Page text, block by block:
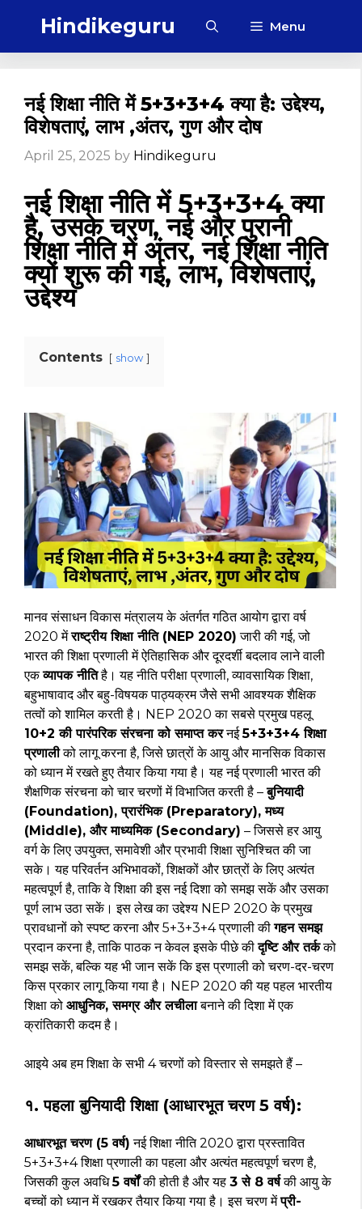
Hindikeguru Menu
नई शिक्षा नीति में 5+3+3+4 क्या है: उद्देश्य,
विशेषताएं, लाभ ,अंतर, गुण और दोष
April 25, 2025 by Hindikeguru
नई शिक्षा नीति में 5+3+3+4 क्या
है, उसके चरण, नई और पुरानी
शिक्षा नीति में अंतर, नई शिक्षा नीति
क्यों शुरू की गई, लाभ, विशेषताएं,
उद्देश्य
Contents show
मानव संसाधन विकास मंत्रालय के अंतर्गत गठित आयोग द्वारा वर्ष
2020 मेंराष्ट्रीय शिक्षा नीति (NEP 2020) जारी की गई, जो
भारत की शिक्षा प्रणाली में ऐतिहासिक और दूरदर्शी बदलाव लाने वाली
एकव्यापक नीतिहै। यह नीति परीक्षा प्रणाली, व्यावसायिक शिक्षा,
बहुभाषावाद और बहु-विषयक पाठ्यक्रम जैसे सभी आवश्यक शैक्षिक
तत्वों को शामिल करती है। NEP 2020 का सबसे प्रमुख पहलू
10+2 की पारंपरिक संरचना को समाप्त करनई5+3+3+4 शिक्षा
प्रणालीको लागू करना है, जिसे छात्रों के आयु और मानसिक विकास
को ध्यान में रखते हुए तैयार किया गया है। यह नई प्रणाली भारत की
शैक्षणिक संरचना को चार चरणों में विभाजित करती है –बुनियादी
(Foundation), प्रारंभिक (Preparatory), मध्य
(Middle), और माध्यमिक (Secondary) – जिससे हर आयु
वर्ग के लिए उपयुक्त, समावेशी और प्रभावी शिक्षा सुनिश्चित की जा
सके। यह परिवर्तन अभिभावकों, शिक्षकों और छात्रों के लिए अत्यंत
महत्वपूर्ण है, ताकि वे शिक्षा की इस नई दिशा को समझ सकें और उसका
पूर्ण लाभ उठा सकें। इस लेख का उद्देश्य NEP 2020 के प्रमुख
प्रावधानों को स्पष्ट करना और 5+3+3+4 प्रणाली कीगहन समझ
प्रदान करना है, ताकि पाठक न केवल इसके पीछे कीदृष्टि और तर्कको
समझ सकें, बल्कि यह भी जान सकें कि इस प्रणाली को चरण-दर-चरण
किस प्रकार लागू किया गया है। NEP 2020 की यह पहल भारतीय
शिक्षा को आधुनिक, समग्र और लचीलाबनाने की दिशा में एक
क्रांतिकारी कदम है।
आइये अब हम शिक्षा के सभी 4 चरणों को विस्तार से समझते हैं –
१. पहला बुनियादी शिक्षा (आधारभूत चरण 5 वर्ष):
आधारभूत चरण (5 वर्ष) नई शिक्षा नीति 2020 द्वारा प्रस्तावित
5+3+3+4 शिक्षा प्रणाली का पहला और अत्यंत महत्वपूर्ण चरण है,
जिसकी कुल अवधि5 वर्षोंकी होती है और यह 3 से 8 वर्षकी आयु के
बच्चों को ध्यान में रखकर तैयार किया गया है। इस चरण मेंप्री-